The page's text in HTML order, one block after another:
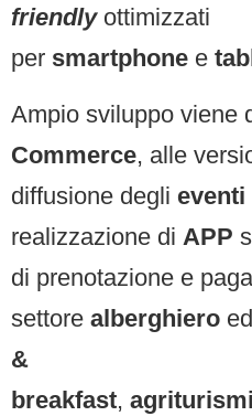
friendlyottimizzati
per smartphone e
Ampio sviluppo viene
Commerce, alle
diffusione degli eventi
realizzazione di APP
di prenotazione e
settore alberghiero ed
&
breakfast, agriturismi